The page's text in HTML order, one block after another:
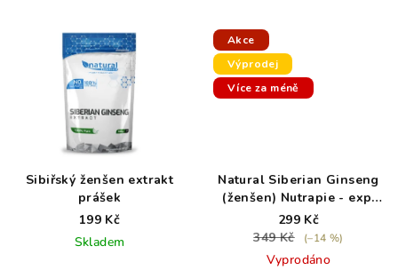
Sibiřský ženšen extrakt
prášek
199 Kč
Skladem
Akce
Výprodej
Více za méně
Natural Siberian Ginseng
(ženšen) Nutrapie - exp.
6/26
299 Kč
349 Kč
(–14 %)
Vyprodáno